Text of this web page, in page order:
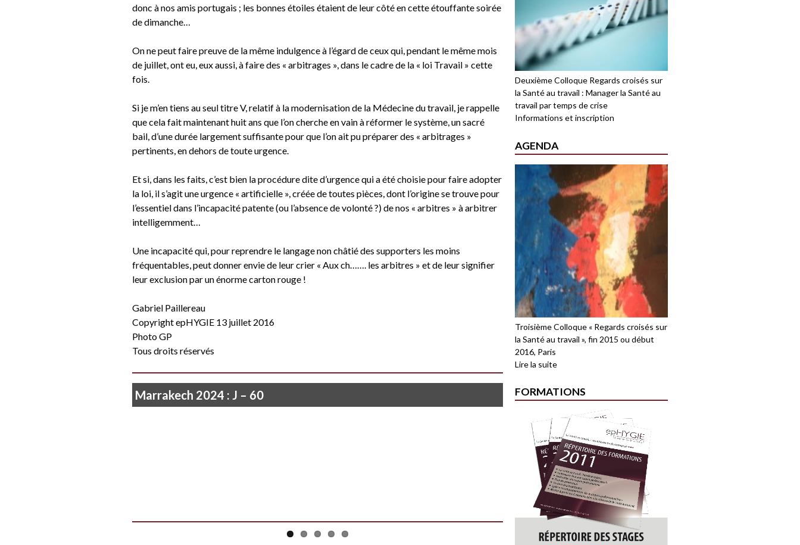
donc à nos amis portugais ; les bonnes étoiles étaient de leur côté en cette étouffante soirée
de dimanche…
On ne peut faire preuve de la même indulgence à l’égard de ceux qui, pendant le même mois
de juillet, ont eu, eux aussi, à faire des « arbitrages », dans le cadre de la « loi Travail » cette
fois.
Si je m’en tiens au seul titre V, relatif à la modernisation de la Médecine du travail, je rappelle
que cela fait maintenant huit ans que l’on cherche en vain à réformer le système, un sacré
bail, d’une durée largement suffisante pour que l’on ait pu préparer des « arbitrages »
pertinents, en dehors de toute urgence.
Et si, dans les faits, c’est bien la procédure dite d’urgence qui a été choisie pour faire adopter
la loi, il s’agit une urgence « artificielle », créée de toutes pièces, dont l’origine se trouve pour
l’essentiel dans l’incapacité patente (ou l’absence de volonté ?) de nos « arbitres » à arbitrer
intelligemment…
Une incapacité qui, pour reprendre le langage non châtié des supporters les moins
fréquentables, peut donner envie de leur crier « Aux ch……. les arbitres » et de leur signifier
leur exclusion par un énorme carton rouge !
Gabriel Paillereau
Copyright epHYGIE 13 juillet 2016
Photo GP
Tous droits réservés
Marrakech 2024 : J – 60
Deuxième Colloque Regards croisés sur
la Santé au travail : Manager la Santé au
travail par temps de crise
Informations et inscription
AGENDA
Troisième Colloque « Regards croisés sur
la Santé au travail », fin 2015 ou début
2016, Paris
Lire la suite
FORMATIONS